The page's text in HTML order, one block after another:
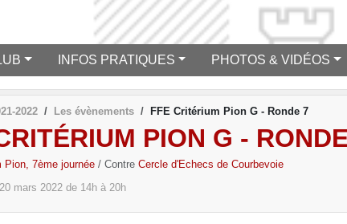
INFOS PRATIQUES PHOTOS & VIDÉOS
2022 Les évènements FFE Critérium Pion G - Ronde 7
PION G -
Pion, 7ème journée / Contre Cercle d'Echecs de Courbevoie
20 mars 2022 de 14h à 20h